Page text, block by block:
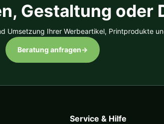
Gestaltung oder
Umsetzung Ihrer Werbeartikel, Printprodukte
Beratung anfragen→
Service & Hilfe